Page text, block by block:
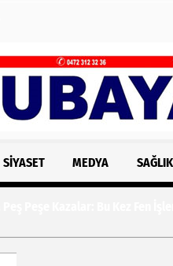
SIYASET MEDYA SAĞLIK